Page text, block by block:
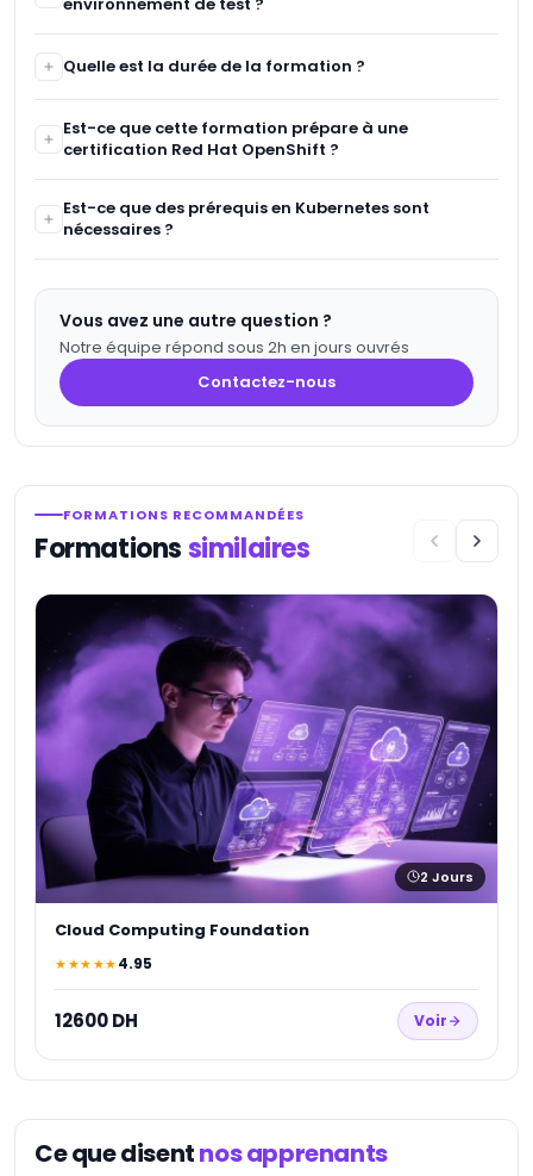
environnement de test ?
pour mettre en pratique vos compétences et vous
familiariser avec OpenShift.
Quelle est la durée de la formation ?
sur les fondamentaux, la gestion des applications, la
sécurité, et l'automatisation DevOps.
Est-ce que cette formation prépare à une
certification Red Hat OpenShift ?
certification Red Hat OpenShift, reconnue à l'international.
Est-ce que des prérequis en Kubernetes sont
nécessaires ?
essentiels pour travailler avec OpenShift.
Vous avez une autre question ?
Notre équipe répond sous 2h en jours ouvrés
Contactez-nous
FORMATIONS RECOMMANDÉES
Formationssimilaires
2 Jours
Cloud Computing Foundation
★★★★★4.95
12600 DH Voir
Ce que disentnos apprenants